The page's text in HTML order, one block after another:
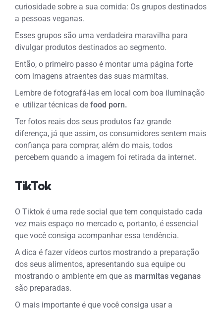
curiosidade sobre a sua comida: Os grupos destinados
a pessoas veganas.
Esses grupos são uma verdadeira maravilha para
divulgar produtos destinados ao segmento.
Então, o primeiro passo é montar uma página forte
com imagens atraentes das suas marmitas.
Lembre de fotografá-las em local com boa iluminação
e utilizar técnicas defood porn.
Ter fotos reais dos seus produtos faz grande
diferença, já que assim, os consumidores sentem mais
confiança para comprar, além do mais, todos
percebem quando a imagem foi retirada da internet.
TikTok
O Tiktok é uma rede social que tem conquistado cada
vez mais espaço no mercado e, portanto, é essencial
que você consiga acompanhar essa tendência.
A dica é fazer vídeos curtos mostrando a preparação
dos seus alimentos, apresentando sua equipe ou
mostrando o ambiente em que as marmitas veganas
são preparadas.
O mais importante é que você consiga usar a